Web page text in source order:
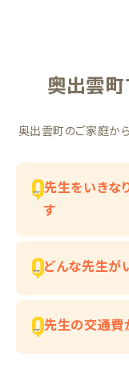
奥出雲
奥出雲町のご家庭か
先生をいきな
す
どんな先生が
先生の交通費